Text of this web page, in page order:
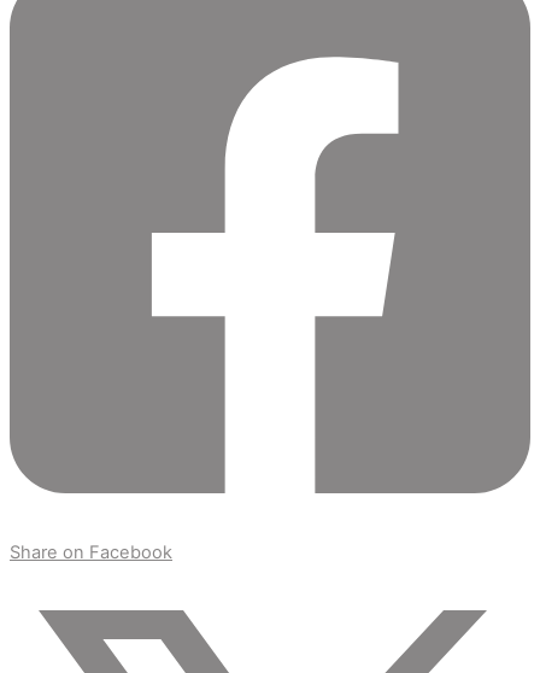
Share on Facebook